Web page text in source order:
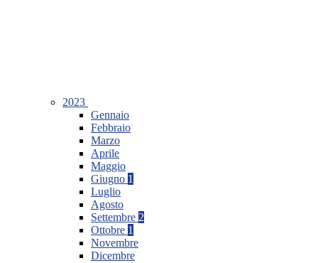
2023
Gennaio
Febbraio
Marzo
Aprile
Maggio
Giugno 1
Luglio
Agosto
Settembre 2
Ottobre 1
Novembre
Dicembre